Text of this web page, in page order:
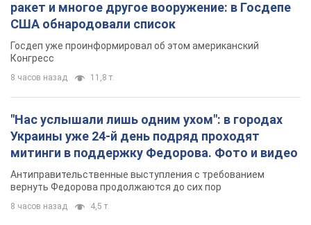
ракет и многое другое вооружение: в Госдепе
США обнародовали список
Госдеп уже проинформировал об этом американский
Конгресс
8 часов назад 11,8 т.
"Нас услышали лишь одним ухом": в городах
Украины уже 24-й день подряд проходят
митинги в поддержку Федорова. Фото и видео
Антиправительственные выступления с требованием
вернуть Федорова продолжаются до сих пор
8 часов назад 4,5 т.